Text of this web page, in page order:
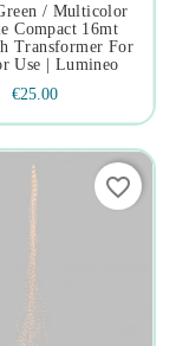
/ Multicolor
Compact 16mt
Transformer For
Use | Lumineo
€25.00
favorite_border